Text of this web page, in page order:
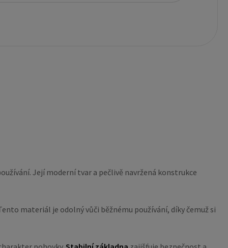
Její moderní tvar a pečlivě navržená konstrukce
materiál je odolný vůči běžnému používání, díky čemuž si